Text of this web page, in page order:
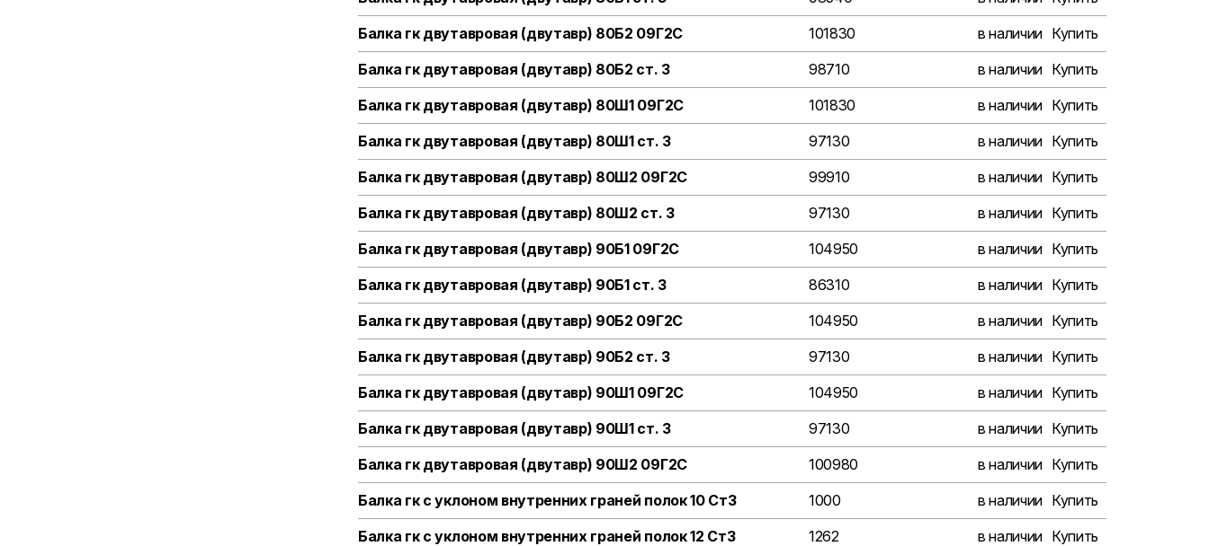
Балка гк двутавровая (двутавр) 80Б2 09Г2С
101830 в наличии Купить
Балка гк двутавровая (двутавр) 80Б2 ст. 3
98710 в наличии Купить
Балка гк двутавровая (двутавр) 80Ш1 09Г2С
101830 в наличии Купить
Балка гк двутавровая (двутавр) 80Ш1 ст. 3
97130 в наличии Купить
Балка гк двутавровая (двутавр) 80Ш2 09Г2С
99910 в наличии Купить
Балка гк двутавровая (двутавр) 80Ш2 ст. 3
97130 в наличии Купить
Балка гк двутавровая (двутавр) 90Б1 09Г2С
104950 в наличии Купить
Балка гк двутавровая (двутавр) 90Б1 ст. 3
86310 в наличии Купить
Балка гк двутавровая (двутавр) 90Б2 09Г2С
104950 в наличии Купить
Балка гк двутавровая (двутавр) 90Б2 ст. 3
97130 в наличии Купить
Балка гк двутавровая (двутавр) 90Ш1 09Г2С
104950 в наличии Купить
Балка гк двутавровая (двутавр) 90Ш1 ст. 3
97130 в наличии Купить
Балка гк двутавровая (двутавр) 90Ш2 09Г2С
100980 в наличии Купить
Балка гк с уклоном внутренних граней полок 10 Ст3
1000 в наличии Купить
Балка гк с уклоном внутренних граней полок 12 Ст3
1262 в наличии Купить